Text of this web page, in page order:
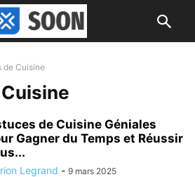
de Cuisine
de Cuisine Géniales
Gagner du Temps et Réussir
Legrand - 9 mars 2025